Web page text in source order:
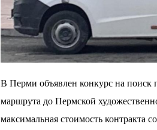
В Перми объявлен конкурс на поиск
маршрута до Пермской
максимальная стоимость контракта